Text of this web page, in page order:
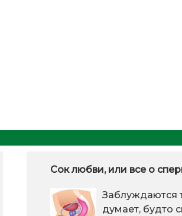
Сок любви, или все о
Заблуждаются
думает, будто